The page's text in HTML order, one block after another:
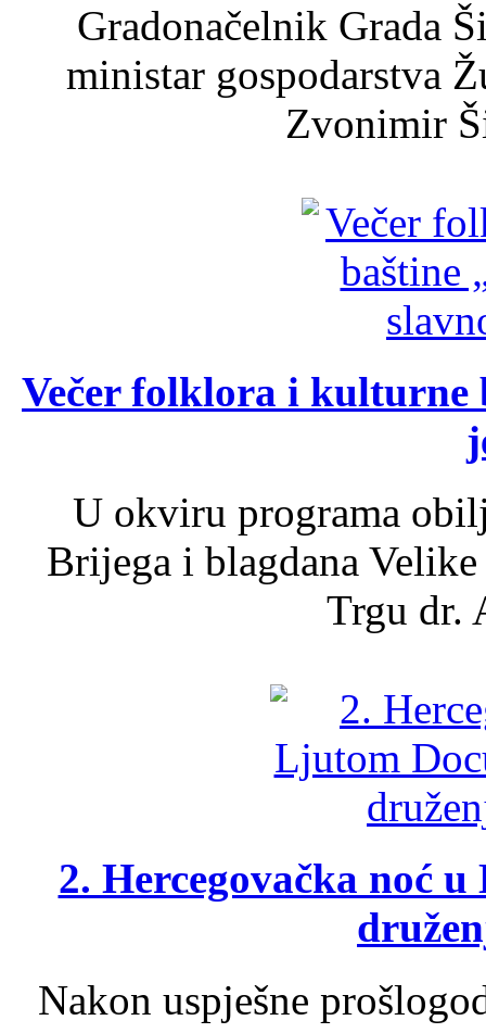
Gradonačelnik Grada
ministar gospodarstva
Zvonimir
Večer folklora i kulturne
U okviru programa
Brijega i blagdana
Trgu dr.
2. Hercegovačka noć
Nakon uspješne